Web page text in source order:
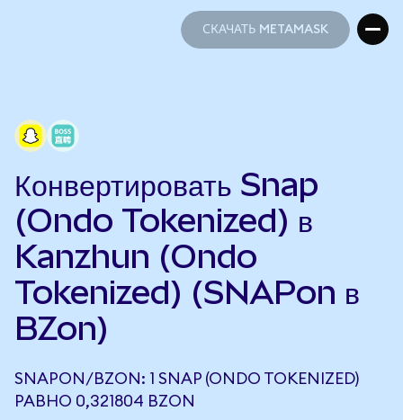
СКАЧАТЬ METAMASK
Конвертировать Snap
(Ondo Tokenized) в
Kanzhun (Ondo
Tokenized) (SNAPon в
BZon)
SNAPON/BZON: 1 SNAP (ONDO TOKENIZED)
РАВНО 0,321804 BZON